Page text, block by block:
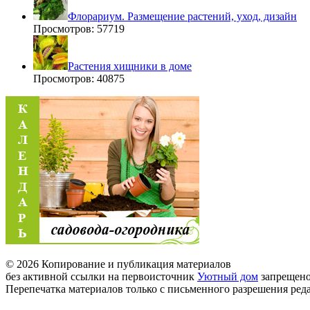
Флорариум. Размещение растений, уход, дизайн
Просмотров: 57719
Растения хищники в доме
Просмотров: 40875
© 2026 Копирование и публикация материалов
без активной ссылки на первоисточник Уютный дом
Перепечатка материалов только с письменного разрешения